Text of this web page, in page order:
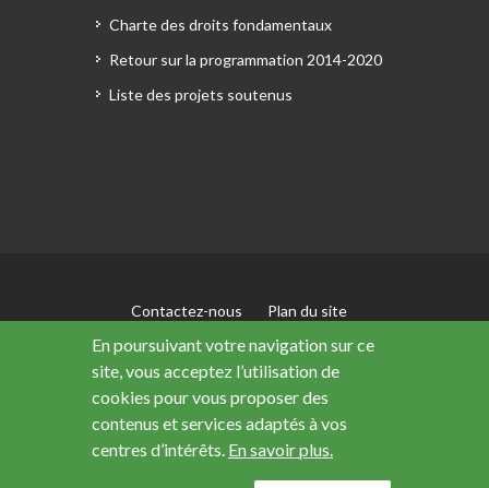
En poursuivant votre navigation sur ce
site, vous acceptez l’utilisation de
cookies pour vous proposer des
contenus et services adaptés à vos
centres d’intérêts. En savoir plus.
Charte des droits fondamentaux
Retour sur la programmation 2014-2020
Liste des projets soutenus
Contactez-nous
Plan du site
Mentions légales
Accessibilité : non conforme
Données personnelles
Ce site a été financé avec le soutien de l’Union